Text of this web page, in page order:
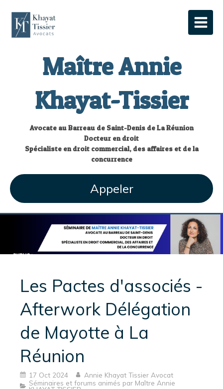
Maître Annie
Khayat-Tissier
Avocate au Barreau de Saint-Denis de La Réunion
Docteur en droit
Spécialiste en droit commercial, des affaires et de la
concurrence
Appeler
Les Pactes d'associés -
Afterwork Délégation
de Mayotte à La
Réunion
17 Oct 2024
Annie Khayat Tissier Avocat
Séminaires et forums animés par Maître Annie